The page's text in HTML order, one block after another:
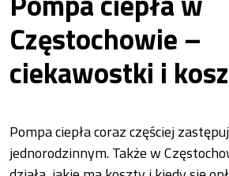
Częstochowie –
ciekawostki i
Pompa ciepła coraz częściej
jednorodzinnym. Także w